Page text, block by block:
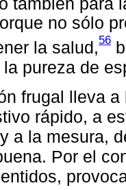
no sólo
la salud,56
pureza de
frugal lleva
rápido, a
a la mesura,
Por el